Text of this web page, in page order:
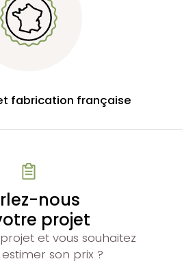
fabrication française
nous
projet
et vous souhaitez
son prix ?